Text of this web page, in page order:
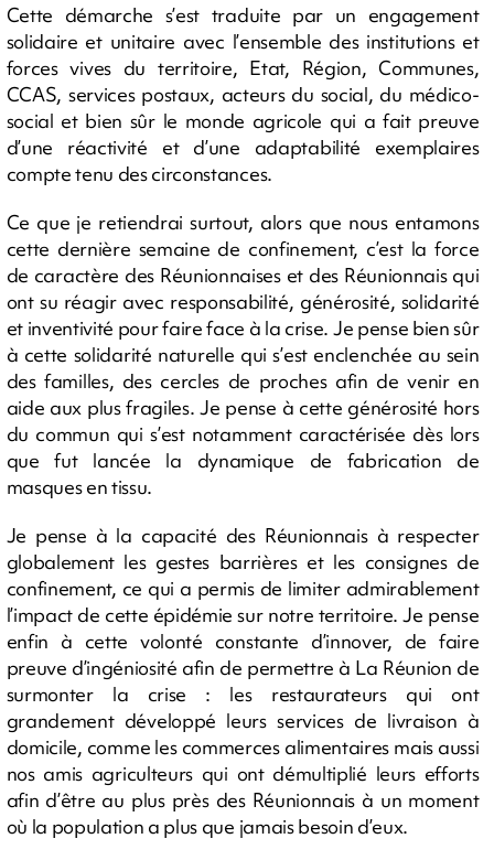
Cette démarche s’est traduite par un engagement
solidaire et unitaire avec l’ensemble des institutions et
forces vives du territoire, Etat, Région, Communes,
CCAS, services postaux, acteurs du social, du médico-
social et bien sûr le monde agricole qui a fait preuve
d’une réactivité et d’une adaptabilité exemplaires
compte tenu des circonstances.
Ce que je retiendrai surtout, alors que nous entamons
cette dernière semaine de confinement, c’est la force
de caractère des Réunionnaises et des Réunionnais qui
ont su réagir avec responsabilité, générosité, solidarité
et inventivité pour faire face à la crise. Je pense bien sûr
à cette solidarité naturelle qui s’est enclenchée au sein
des familles, des cercles de proches afin de venir en
aide aux plus fragiles. Je pense à cette générosité hors
du commun qui s’est notamment caractérisée dès lors
que fut lancée la dynamique de fabrication de
masques en tissu.
Je pense à la capacité des Réunionnais à respecter
globalement les gestes barrières et les consignes de
confinement, ce qui a permis de limiter admirablement
l’impact de cette épidémie sur notre territoire. Je pense
enfin à cette volonté constante d’innover, de faire
preuve d’ingéniosité afin de permettre à La Réunion de
surmonter la crise : les restaurateurs qui ont
grandement développé leurs services de livraison à
domicile, comme les commerces alimentaires mais aussi
nos amis agriculteurs qui ont démultiplié leurs efforts
afin d’être au plus près des Réunionnais à un moment
où la population a plus que jamais besoin d’eux.